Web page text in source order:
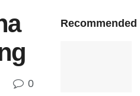
0
Recommended